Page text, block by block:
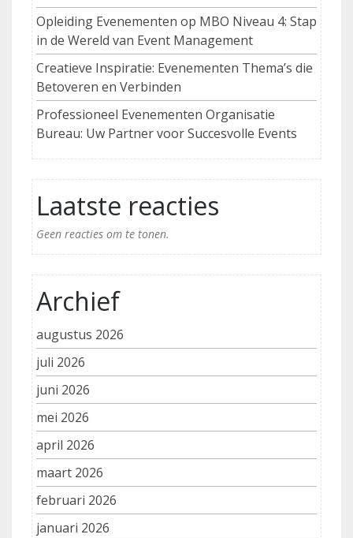
Opleiding Evenementen op MBO Niveau 4: Stap
in de Wereld van Event Management
Creatieve Inspiratie: Evenementen Thema’s die
Betoveren en Verbinden
Professioneel Evenementen Organisatie
Bureau: Uw Partner voor Succesvolle Events
Laatste reacties
Geen reacties om te tonen.
Archief
augustus 2026
juli 2026
juni 2026
mei 2026
april 2026
maart 2026
februari 2026
januari 2026